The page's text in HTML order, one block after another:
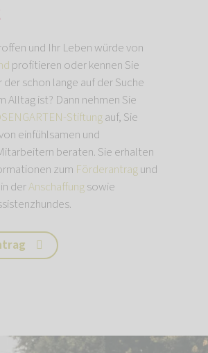
und Ihr Leben würde von
profitieren oder kennen Sie
schon lange auf der Suche
Alltag ist? Dann nehmen Sie
Stiftungauf, Sie
einfühlsamen und
beraten. Sie erhalten
zum Förderantragund
derAnschaffungsowie